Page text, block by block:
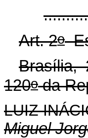
Art. 2o
Brasília,
120oda
LUIZ
Miguel